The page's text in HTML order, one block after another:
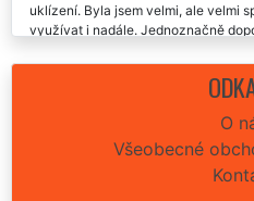
uklízení. Byla jsem velmi, ale velmi
využívat i nadále. Jednoznačně
Včera jste mi narychlo zajišťovali
maminku. Moc moc by jsem vám
Děkuju za skvěle odvedenou
Praze 2 (dvě). Skvělá komunikace,
O
Všeobecné